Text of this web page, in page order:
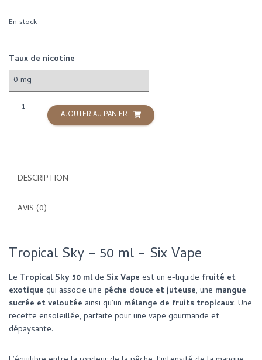
En stock
Taux de nicotine
quantité
de
ML
Six
AJOUTER AU PANIER
DESCRIPTION
AVIS (0)
Tropical Sky – 50 ml – Six Vape
Le Tropical Sky 50 mlde Six Vape est un e-liquide fruité et
exotique qui associe une pêche douce et juteuse, une mangue
sucrée et veloutée ainsi qu’un mélange de fruits tropicaux. Une
recette ensoleillée, parfaite pour une vape gourmande et
dépaysante.